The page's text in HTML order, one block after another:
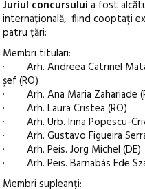
Juriul concursului a fost
internațională, fiind cooptați
patru țări:
Membri titulari:
· Arh. Andreea Catrinel
șef (RO)
· Arh. Ana Maria Zahariade
· Arh. Laura Cristea (RO)
· Arh. Urb. Irina Popescu-
· Arh. Gustavo Figueira
· Arh. Peis. Jörg Michel (DE)
· Arh. Peis. Barnabás Ede
Membri supleanți: